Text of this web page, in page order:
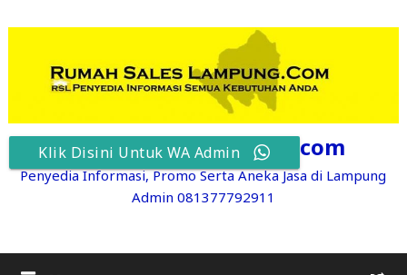
content
RumahSalesLampung.com
Penyedia Informasi, Promo Serta Aneka Jasa di Lampung
Admin 081377792911
Klik Disini Untuk WA Admin